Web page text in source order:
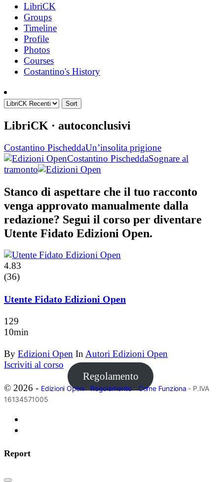
LibriCK
Groups
Timeline
Profile
Photos
Courses
Costantino's History
Sort
LibriCK · autoconclusivi
Costantino PischeddaUn’insolita prigione
Costantino PischeddaSognare al
tramonto
Stanco di aspettare che il tuo racconto
venga approvato manualmente dalla
redazione? Segui il corso per diventare
Utente Fidato Edizioni Open.
4.83
(36)
Utente Fidato Edizioni Open
129
10min
By Edizioni Open InAutori Edizioni Open
Iscriviti al corso
Regolamento
© 2026 - Edizioni Open-Regolamento-Come Funziona - P.IVA
16134571005
Report